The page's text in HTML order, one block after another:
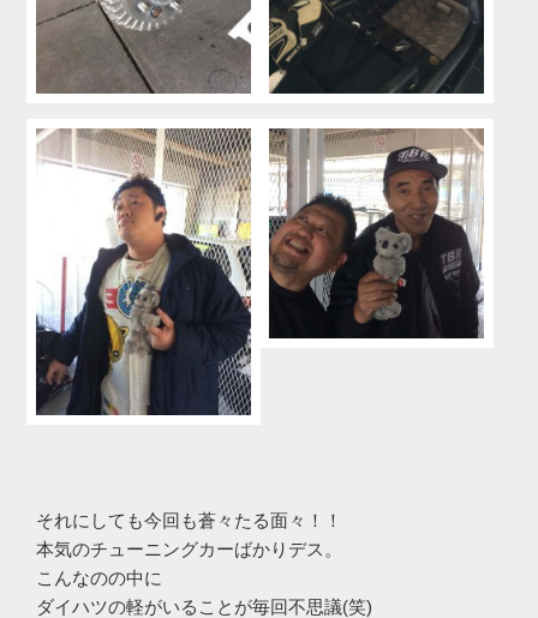
それにしても今回も蒼々たる面々！！
本気のチューニングカーばかりデス。
こんなのの中に
ダイハツの軽がいることが毎回不思議(笑)